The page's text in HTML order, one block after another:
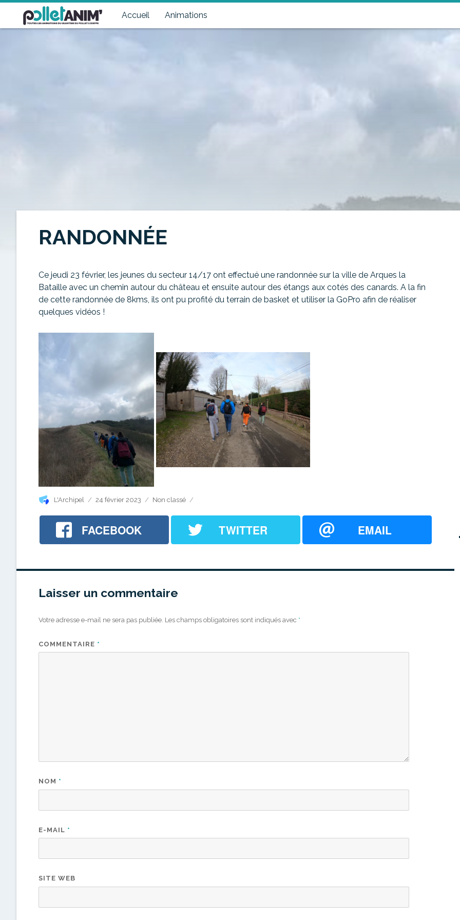
Accueil Animations
Pollet Anim'
Toutes les animations du quartier du Pollet à Dieppe
RANDONNÉE
Ce jeudi 23 février, les jeunes du secteur 14/17 ont effectué une randonnée sur la ville de Arques la
Bataille avec un chemin autour du château et ensuite autour des étangs aux cotés des canards. A la fin
de cette randonnée de 8kms, ils ont pu profité du terrain de basket et utiliser la GoPro afin de réaliser
quelques vidéos !
Auteur
L'Archipel
Publié
24 février 2023 Catégories
Non classé
FACEBOOK TWITTER EMAIL
Laisser un commentaire
Votre adresse e-mail ne sera pas publiée. Les champs obligatoires sont indiqués avec *
COMMENTAIRE *
NOM *
E-MAIL *
SITE WEB